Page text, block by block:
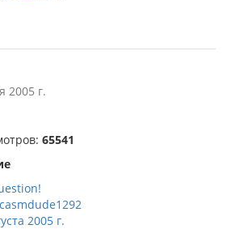
2005 г.
65541
2005 г.